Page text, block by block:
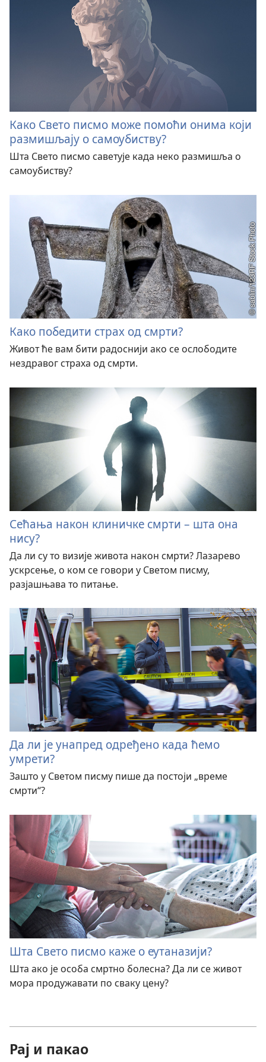
Како Свето писмо може помоћи онима који
размишљају о самоубиству?
Шта Свето писмо саветује када неко размишља о
самоубиству?
Како победити страх од смрти?
Живот ће вам бити радоснији ако се ослободите
нездравог страха од смрти.
Сећања након клиничке смрти – шта она
нису?
Да ли су то визије живота након смрти? Лазарево
ускрсење, о ком се говори у Светом писму,
разјашњава то питање.
Да ли је унапред одређено када ћемо
умрети?
Зашто у Светом писму пише да постоји „време
смрти“?
Шта Свето писмо каже о еутаназији?
Шта ако је особа смртно болесна? Да ли се живот
мора продужавати по сваку цену?
Рај и пакао